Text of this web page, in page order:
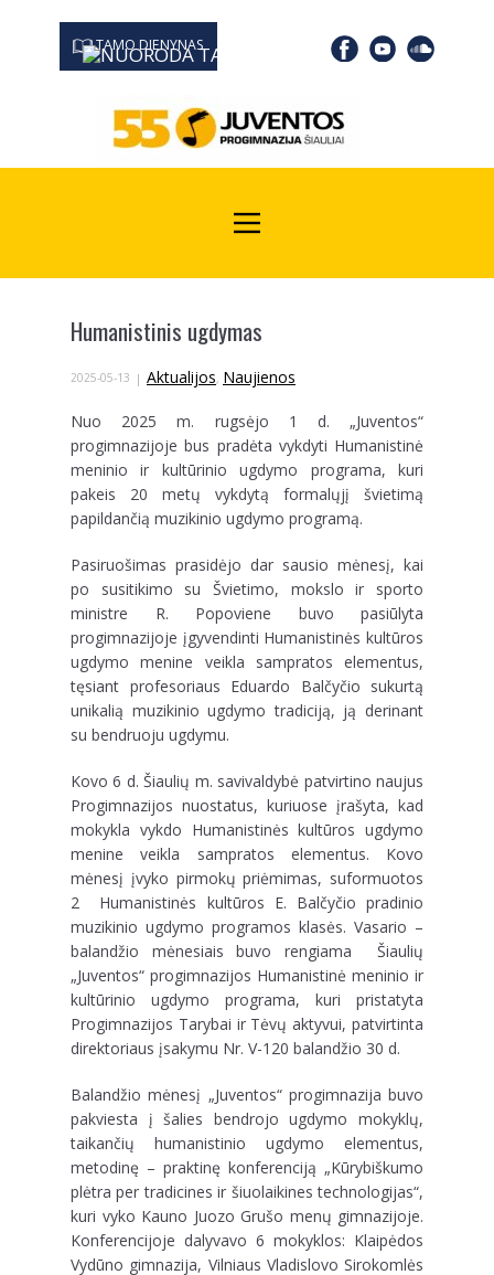
TAMO DIENYNAS
0667 19366
Humanistinis ugdymas
2025-05-13 Aktualijos, Naujienos
Nuo 2025 m. rugsėjo 1 d. „Juventos“
progimnazijoje bus pradėta vykdyti Humanistinė
meninio ir kultūrinio ugdymo programa, kuri
pakeis 20 metų vykdytą formalųjį švietimą
papildančią muzikinio ugdymo programą.
Pasiruošimas prasidėjo dar sausio mėnesį, kai
po susitikimo su Švietimo, mokslo ir sporto
ministre R. Popoviene buvo pasiūlyta
progimnazijoje įgyvendinti Humanistinės kultūros
ugdymo menine veikla sampratos elementus,
tęsiant profesoriaus Eduardo Balčyčio sukurtą
unikalią muzikinio ugdymo tradiciją, ją derinant
su bendruoju ugdymu.
Kovo 6 d. Šiaulių m. savivaldybė patvirtino naujus
Progimnazijos nuostatus, kuriuose įrašyta, kad
mokykla vykdo Humanistinės kultūros ugdymo
menine veikla sampratos elementus. Kovo
mėnesį įvyko pirmokų priėmimas, suformuotos
2 Humanistinės kultūros E. Balčyčio pradinio
muzikinio ugdymo programos klasės. Vasario –
balandžio mėnesiais buvo rengiama Šiaulių
„Juventos“ progimnazijos Humanistinė meninio ir
kultūrinio ugdymo programa, kuri pristatyta
Progimnazijos Tarybai ir Tėvų aktyvui, patvirtinta
direktoriaus įsakymu Nr. V-120 balandžio 30 d.
Balandžio mėnesį „Juventos“ progimnazija buvo
pakviesta į šalies bendrojo ugdymo mokyklų,
taikančių humanistinio ugdymo elementus,
metodinę – praktinę konferenciją „Kūrybiškumo
plėtra per tradicines ir šiuolaikines technologijas“,
kuri vyko Kauno Juozo Grušo menų gimnazijoje.
Konferencijoje dalyvavo 6 mokyklos: Klaipėdos
Vydūno gimnazija, Vilniaus Vladislovo Sirokomlės